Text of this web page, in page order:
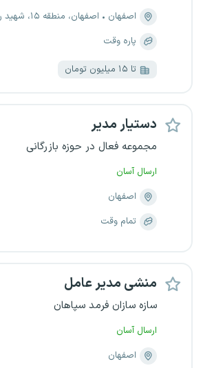
اصفهان
اصفهان، منطقه ۱۵، شهید رجائی
پاره وقت
تا ۱۵ میلیون تومان
دستیار مدیر
مجموعه فعال در حوزه بازرگانی
ارسال آسان
اصفهان
تمام وقت
منشی مدیر عامل
سازه سازان فرمد سپاهان
ارسال آسان
اصفهان